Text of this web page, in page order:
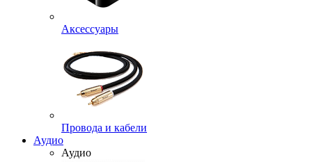
Аксессуары
Провода и кабели
Аудио
Аудио